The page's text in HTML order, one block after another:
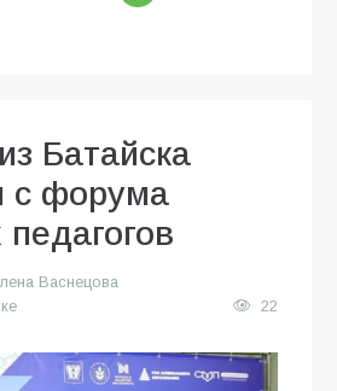
Батайска
с форума
Васнецова
22